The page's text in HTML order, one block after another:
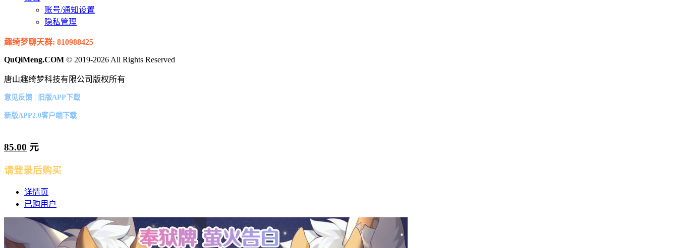
账号/通知设置
隐私管理
趣绮梦聊天群: 810988425
QuQiMeng.COM © 2019-2026 All Rights Reserved
唐山趣绮梦科技有限公司版权所有
意见反馈 | 旧版APP下载
新版APP2.0客户端下载
85.00 元
请登录后购买
详情页
已购用户